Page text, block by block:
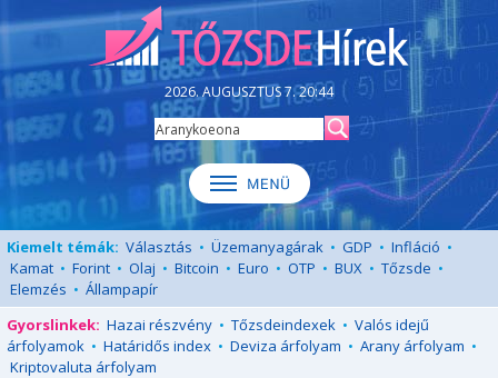
2026. AUGUSZTUS 7. 20:44
Kiemelt témák: Választás • Üzemanyagárak • GDP • Infláció •
Kamat • Forint • Olaj • Bitcoin • Euro • OTP • BUX • Tőzsde •
Elemzés • Állampapír
Gyorslinkek: Hazai részvény • Tőzsdeindexek • Valós idejű
árfolyamok • Határidős index • Deviza árfolyam • Arany árfolyam •
Kriptovaluta árfolyam